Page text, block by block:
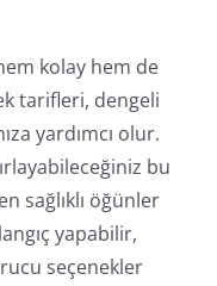
kolay hem de
tarifleri, dengeli
yardımcı olur.
bu
sağlıklı öğünler
yapabilir,
seçenekler